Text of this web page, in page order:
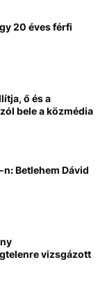
20 éves férfi
ő és a
bele a közmédia
Betlehem Dávid
vizsgázott